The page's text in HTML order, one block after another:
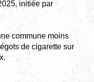
initiée par
commune moins
de cigarette sur